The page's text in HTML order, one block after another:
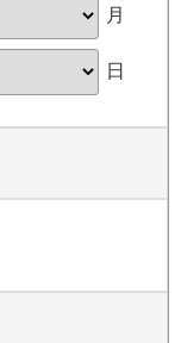
月
日